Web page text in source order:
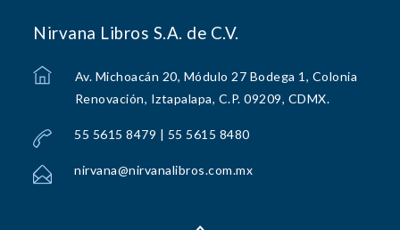
Nirvana Libros S.A. de C.V.
Av. Michoacán 20, Módulo 27 Bodega 1, Colonia
Renovación, Iztapalapa, C.P. 09209, CDMX.
55 5615 8479 | 55 5615 8480
nirvana@nirvanalibros.com.mx